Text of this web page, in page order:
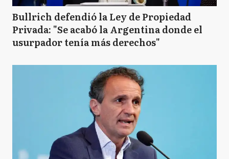
Bullrich defendió la Ley de Propiedad
Privada: "Se acabó la Argentina donde el
usurpador tenía más derechos"